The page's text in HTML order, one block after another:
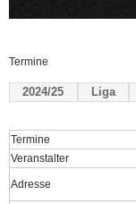
Termine
2024/25 Liga
Termine
Veranstalter
Adresse